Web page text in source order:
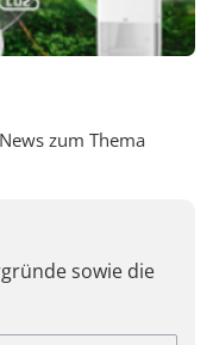
zum Thema
sowie die